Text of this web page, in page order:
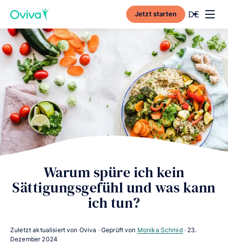
Jetzt starten Current
DE
Warum spüre ich kein
Sättigungsgefühl und was kann
ich tun?
Zuletzt aktualisiert von Oviva · Geprüft von Monika Schmid· 23.
Dezember 2024